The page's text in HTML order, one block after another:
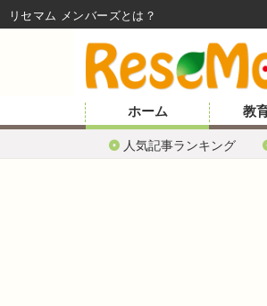
ホーム
人気記事ランキング
教
リセマム メンバーズ